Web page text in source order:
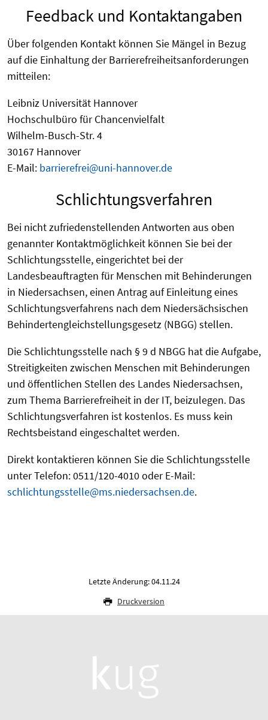
Feedback und Kontaktangaben
Über folgenden Kontakt können Sie Mängel in Bezug
auf die Einhaltung der Barrierefreiheitsanforderungen
mitteilen:
Leibniz Universität Hannover
Hochschulbüro für Chancenvielfalt
Wilhelm-Busch-Str. 4
30167 Hannover
E-Mail: barrierefrei@uni-hannover.de
Schlichtungsverfahren
Bei nicht zufriedenstellenden Antworten aus oben
genannter Kontaktmöglichkeit können Sie bei der
Schlichtungsstelle, eingerichtet bei der
Landesbeauftragten für Menschen mit Behinderungen
in Niedersachsen, einen Antrag auf Einleitung eines
Schlichtungsverfahrens nach dem Niedersächsischen
Behindertengleichstellungsgesetz (NBGG) stellen.
Die Schlichtungsstelle nach § 9 d NBGG hat die Aufgabe,
Streitigkeiten zwischen Menschen mit Behinderungen
und öffentlichen Stellen des Landes Niedersachsen,
zum Thema Barrierefreiheit in der IT, beizulegen. Das
Schlichtungsverfahren ist kostenlos. Es muss kein
Rechtsbeistand eingeschaltet werden.
Direkt kontaktieren können Sie die Schlichtungsstelle
unter Telefon: 0511/120-4010 oder E-Mail:
schlichtungsstelle@ms.niedersachsen.de.
Letzte Änderung: 04.11.24
Druckversion